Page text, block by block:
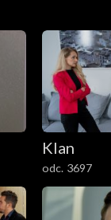
Klan
odc. 3697